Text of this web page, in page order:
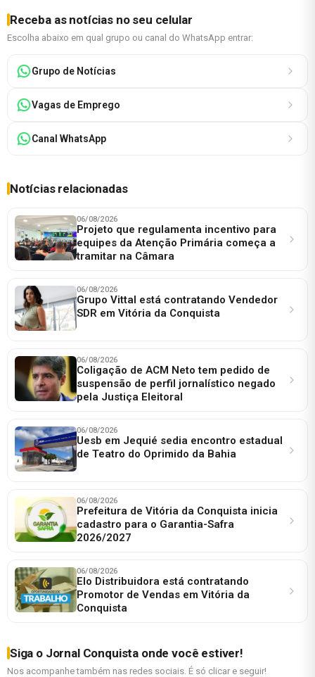
Receba as notícias no seu celular
Escolha abaixo em qual grupo ou canal do WhatsApp entrar:
Grupo de Notícias
Vagas de Emprego
Canal WhatsApp
Notícias relacionadas
06/08/2026
Projeto que regulamenta incentivo para
equipes da Atenção Primária começa a
tramitar na Câmara
06/08/2026
Grupo Vittal está contratando Vendedor
SDR em Vitória da Conquista
06/08/2026
Coligação de ACM Neto tem pedido de
suspensão de perfil jornalístico negado
pela Justiça Eleitoral
06/08/2026
Uesb em Jequié sedia encontro estadual
de Teatro do Oprimido da Bahia
06/08/2026
Prefeitura de Vitória da Conquista inicia
cadastro para o Garantia-Safra
2026/2027
06/08/2026
Elo Distribuidora está contratando
Promotor de Vendas em Vitória da
Conquista
Siga o Jornal Conquista onde você estiver!
Nos acompanhe também nas redes sociais. É só clicar e seguir!